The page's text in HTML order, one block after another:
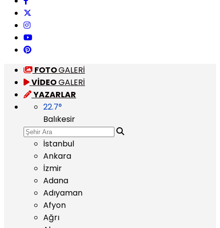
FOTOGALERİ
VİDEOGALERİ
YAZARLAR
22.7°
Balıkesir
İstanbul
Ankara
İzmir
Adana
Adıyaman
Afyon
Ağrı